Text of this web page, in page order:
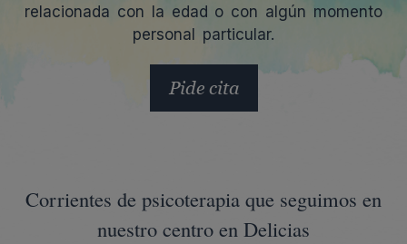
relacionada con la edad o con algún momento
personal particular.
Pide cita
Corrientes de psicoterapia que seguimos en
nuestro centro en Delicias